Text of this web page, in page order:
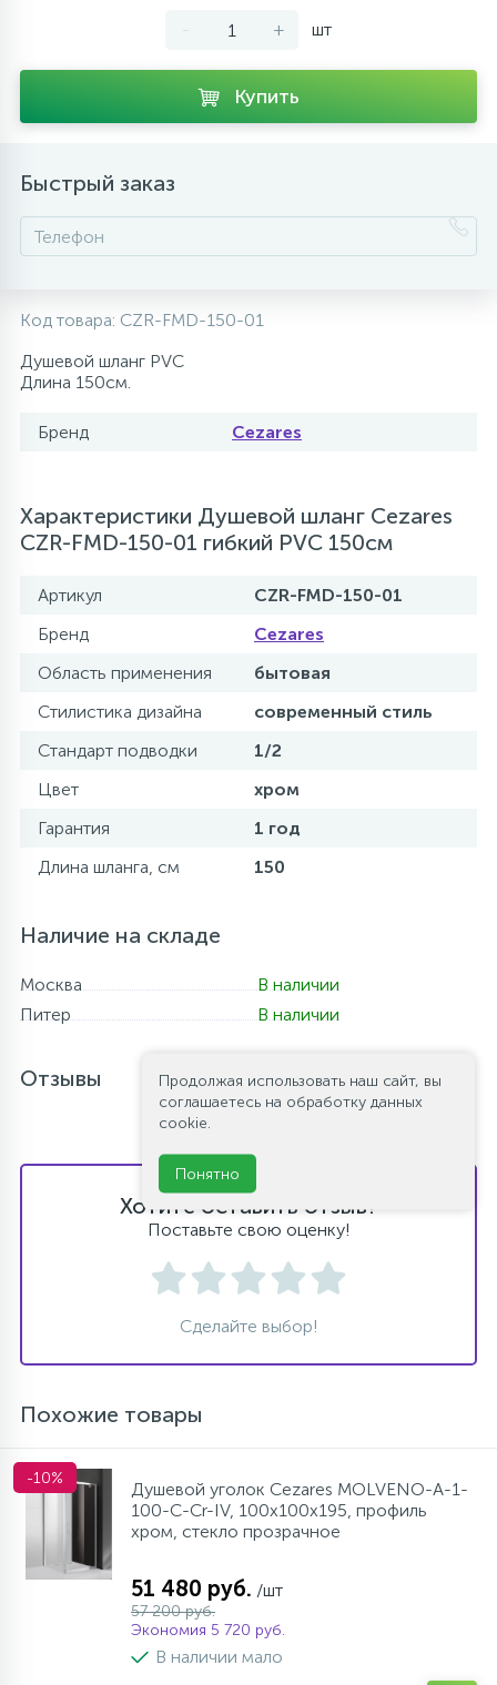
Напольные смесители
- + шт
Купить
Быстрый заказ
Код товара: CZR-FMD-150-01
Душевой шланг PVC
Длина 150см.
Бренд Cezares
Характеристики Душевой шланг Cezares
CZR-FMD-150-01 гибкий PVC 150см
Артикул
CZR-FMD-150-01
Бренд
Cezares
Область применения
бытовая
Стилистика дизайна
современный стиль
Стандарт подводки
1/2
Цвет
хром
Гарантия
1 год
Длина шланга, см
150
Наличие на складе
Москва
В наличии
Питер
В наличии
Отзывы
Хотите оставить отзыв?
Поставьте свою оценку!
Сделайте выбор!
Похожие товары
-10%
Душевой уголок Cezares MOLVENO-A-1-
100-C-Cr-IV, 100х100х195, профиль
хром, стекло прозрачное
51 480 руб. /шт
57 200 руб.
Экономия 5 720 руб.
В наличии мало
Продолжая использовать наш сайт, вы
соглашаетесь на обработку данных
cookie.
Понятно